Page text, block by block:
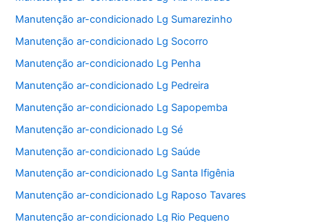
Manutenção ar-condicionado Lg Sumarezinho
Manutenção ar-condicionado Lg Socorro
Manutenção ar-condicionado Lg Penha
Manutenção ar-condicionado Lg Pedreira
Manutenção ar-condicionado Lg Sapopemba
Manutenção ar-condicionado Lg Sé
Manutenção ar-condicionado Lg Saúde
Manutenção ar-condicionado Lg Santa Ifigênia
Manutenção ar-condicionado Lg Raposo Tavares
Manutenção ar-condicionado Lg Rio Pequeno